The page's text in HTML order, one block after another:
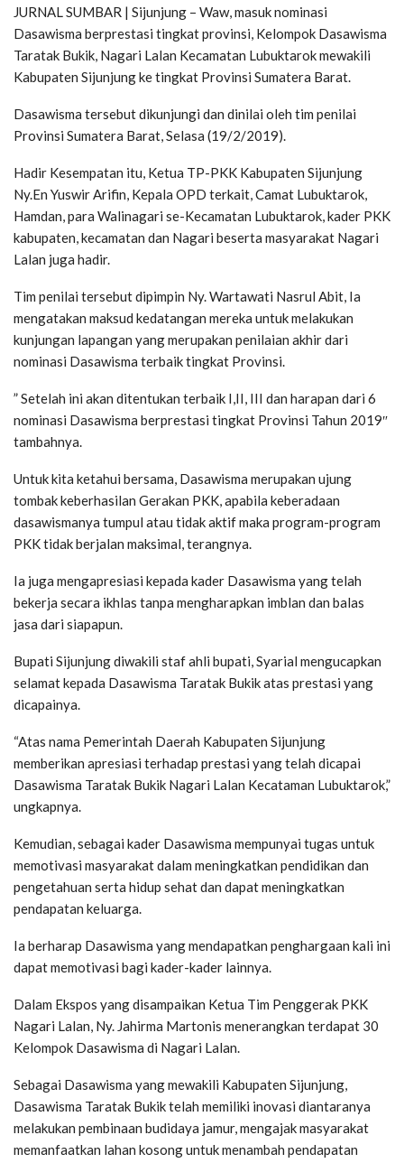
JURNAL SUMBAR | Sijunjung – Waw, masuk nominasi
Dasawisma berprestasi tingkat provinsi, Kelompok Dasawisma
Taratak Bukik, Nagari Lalan Kecamatan Lubuktarok mewakili
Kabupaten Sijunjung ke tingkat Provinsi Sumatera Barat.
Dasawisma tersebut dikunjungi dan dinilai oleh tim penilai
Provinsi Sumatera Barat, Selasa (19/2/2019).
Hadir Kesempatan itu, Ketua TP-PKK Kabupaten Sijunjung
Ny.En Yuswir Arifin, Kepala OPD terkait, Camat Lubuktarok,
Hamdan, para Walinagari se-Kecamatan Lubuktarok, kader PKK
kabupaten, kecamatan dan Nagari beserta masyarakat Nagari
Lalan juga hadir.
Tim penilai tersebut dipimpin Ny. Wartawati Nasrul Abit, Ia
mengatakan maksud kedatangan mereka untuk melakukan
kunjungan lapangan yang merupakan penilaian akhir dari
nominasi Dasawisma terbaik tingkat Provinsi.
” Setelah ini akan ditentukan terbaik I,II, III dan harapan dari 6
nominasi Dasawisma berprestasi tingkat Provinsi Tahun 2019″
tambahnya.
Untuk kita ketahui bersama, Dasawisma merupakan ujung
tombak keberhasilan Gerakan PKK, apabila keberadaan
dasawismanya tumpul atau tidak aktif maka program-program
PKK tidak berjalan maksimal, terangnya.
Ia juga mengapresiasi kepada kader Dasawisma yang telah
bekerja secara ikhlas tanpa mengharapkan imblan dan balas
jasa dari siapapun.
Bupati Sijunjung diwakili staf ahli bupati, Syarial mengucapkan
selamat kepada Dasawisma Taratak Bukik atas prestasi yang
dicapainya.
“Atas nama Pemerintah Daerah Kabupaten Sijunjung
memberikan apresiasi terhadap prestasi yang telah dicapai
Dasawisma Taratak Bukik Nagari Lalan Kecataman Lubuktarok,”
ungkapnya.
Kemudian, sebagai kader Dasawisma mempunyai tugas untuk
memotivasi masyarakat dalam meningkatkan pendidikan dan
pengetahuan serta hidup sehat dan dapat meningkatkan
pendapatan keluarga.
Ia berharap Dasawisma yang mendapatkan penghargaan kali ini
dapat memotivasi bagi kader-kader lainnya.
Dalam Ekspos yang disampaikan Ketua Tim Penggerak PKK
Nagari Lalan, Ny. Jahirma Martonis menerangkan terdapat 30
Kelompok Dasawisma di Nagari Lalan.
Sebagai Dasawisma yang mewakili Kabupaten Sijunjung,
Dasawisma Taratak Bukik telah memiliki inovasi diantaranya
melakukan pembinaan budidaya jamur, mengajak masyarakat
memanfaatkan lahan kosong untuk menambah pendapatan